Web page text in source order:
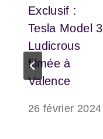
Exclusif :
Tesla Model 3
Ludicrous
filmée à
Valence
26 février 2024